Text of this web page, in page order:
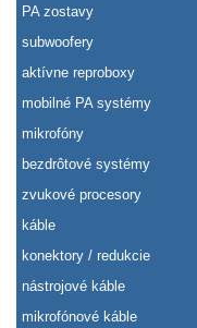
PA zostavy
subwoofery
aktívne reproboxy
mobilné PA systémy
mikrofóny
bezdrôtové systémy
zvukové procesory
káble
konektory / redukcie
nástrojové káble
mikrofónové káble